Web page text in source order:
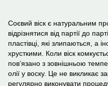
Соєвий віск є натуральним
відрізнятися від партії до
пластівці, які злипаються, а
хрусткими. Коли віск
пов’язано з зовнішньою
олії у воску. Це не викликає
регулярно виконувати